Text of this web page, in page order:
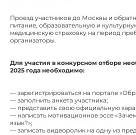
Проезд участников до Москвы и
питание, образовательную и
медицинскую страховку на период
организаторы.
Для участия в конкурсном отборе
2025 года необходимо:
— зарегистрироваться на портале
— заполнить анкета участника;
— представить свою официальную
— написать мотивационное эссе
язык?»;
— записать видеоролик на одну из